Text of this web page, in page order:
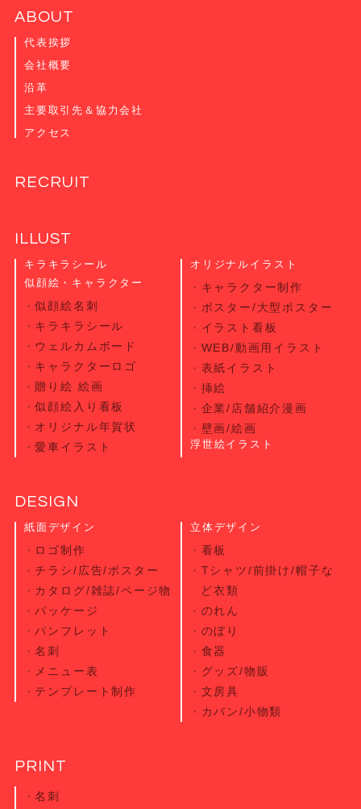
ABOUT
代表挨拶
会社概要
沿革
主要取引先＆協力会社
アクセス
RECRUIT
ILLUST
キラキラシール
似顔絵・キャラクター
似顔絵名刺
キラキラシール
ウェルカムボード
キャラクターロゴ
贈り絵 絵画
似顔絵入り看板
オリジナル年賀状
愛車イラスト
オリジナルイラスト
キャラクター制作
ポスター/大型ポスター
イラスト看板
WEB/動画用イラスト
表紙イラスト
挿絵
企業/店舗紹介漫画
壁画/絵画
浮世絵イラスト
DESIGN
紙面デザイン
ロゴ制作
チラシ/広告/ポスター
カタログ/雑誌/ページ物
パッケージ
パンフレット
名刺
メニュー表
テンプレート制作
立体デザイン
看板
Tシャツ/前掛け/帽子な
ど衣類
のれん
のぼり
食器
グッズ/物販
文房具
カバン/小物類
PRINT
名刺